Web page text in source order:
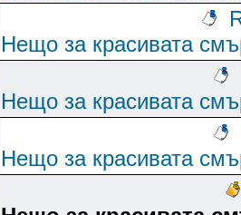
Нещо за красивата
Нещо за красивата
Нещо за красивата